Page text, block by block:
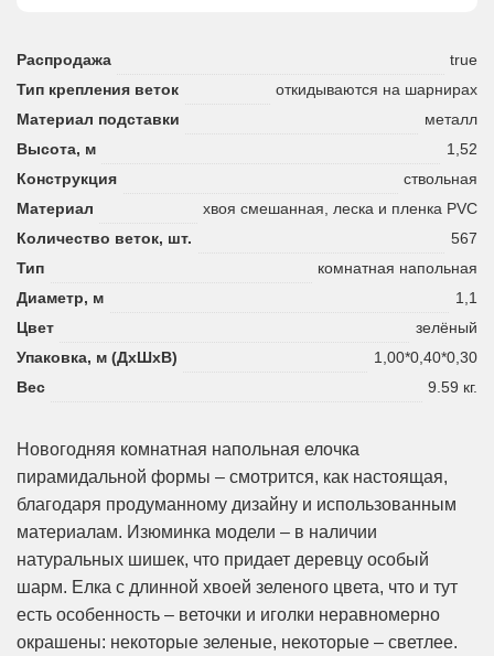
Распродажа
true
Тип крепления веток
откидываются на шарнирах
Материал подставки
металл
Высота, м
1,52
Конструкция
ствольная
Материал
хвоя смешанная, леска и пленка PVC
Количество веток, шт.
567
Тип
комнатная напольная
Диаметр, м
1,1
Цвет
зелёный
Упаковка, м (ДхШхВ)
1,00*0,40*0,30
Вес
9.59 кг.
Новогодняя комнатная напольная елочка
пирамидальной формы – смотрится, как настоящая,
благодаря продуманному дизайну и использованным
материалам. Изюминка модели – в наличии
натуральных шишек, что придает деревцу особый
шарм. Елка с длинной хвоей зеленого цвета, что и тут
есть особенность – веточки и иголки неравномерно
окрашены: некоторые зеленые, некоторые – светлее.